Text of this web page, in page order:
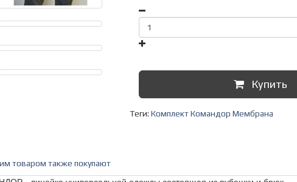
Купить
Теги: Комплект Командор Мембрана
товаром также покупают